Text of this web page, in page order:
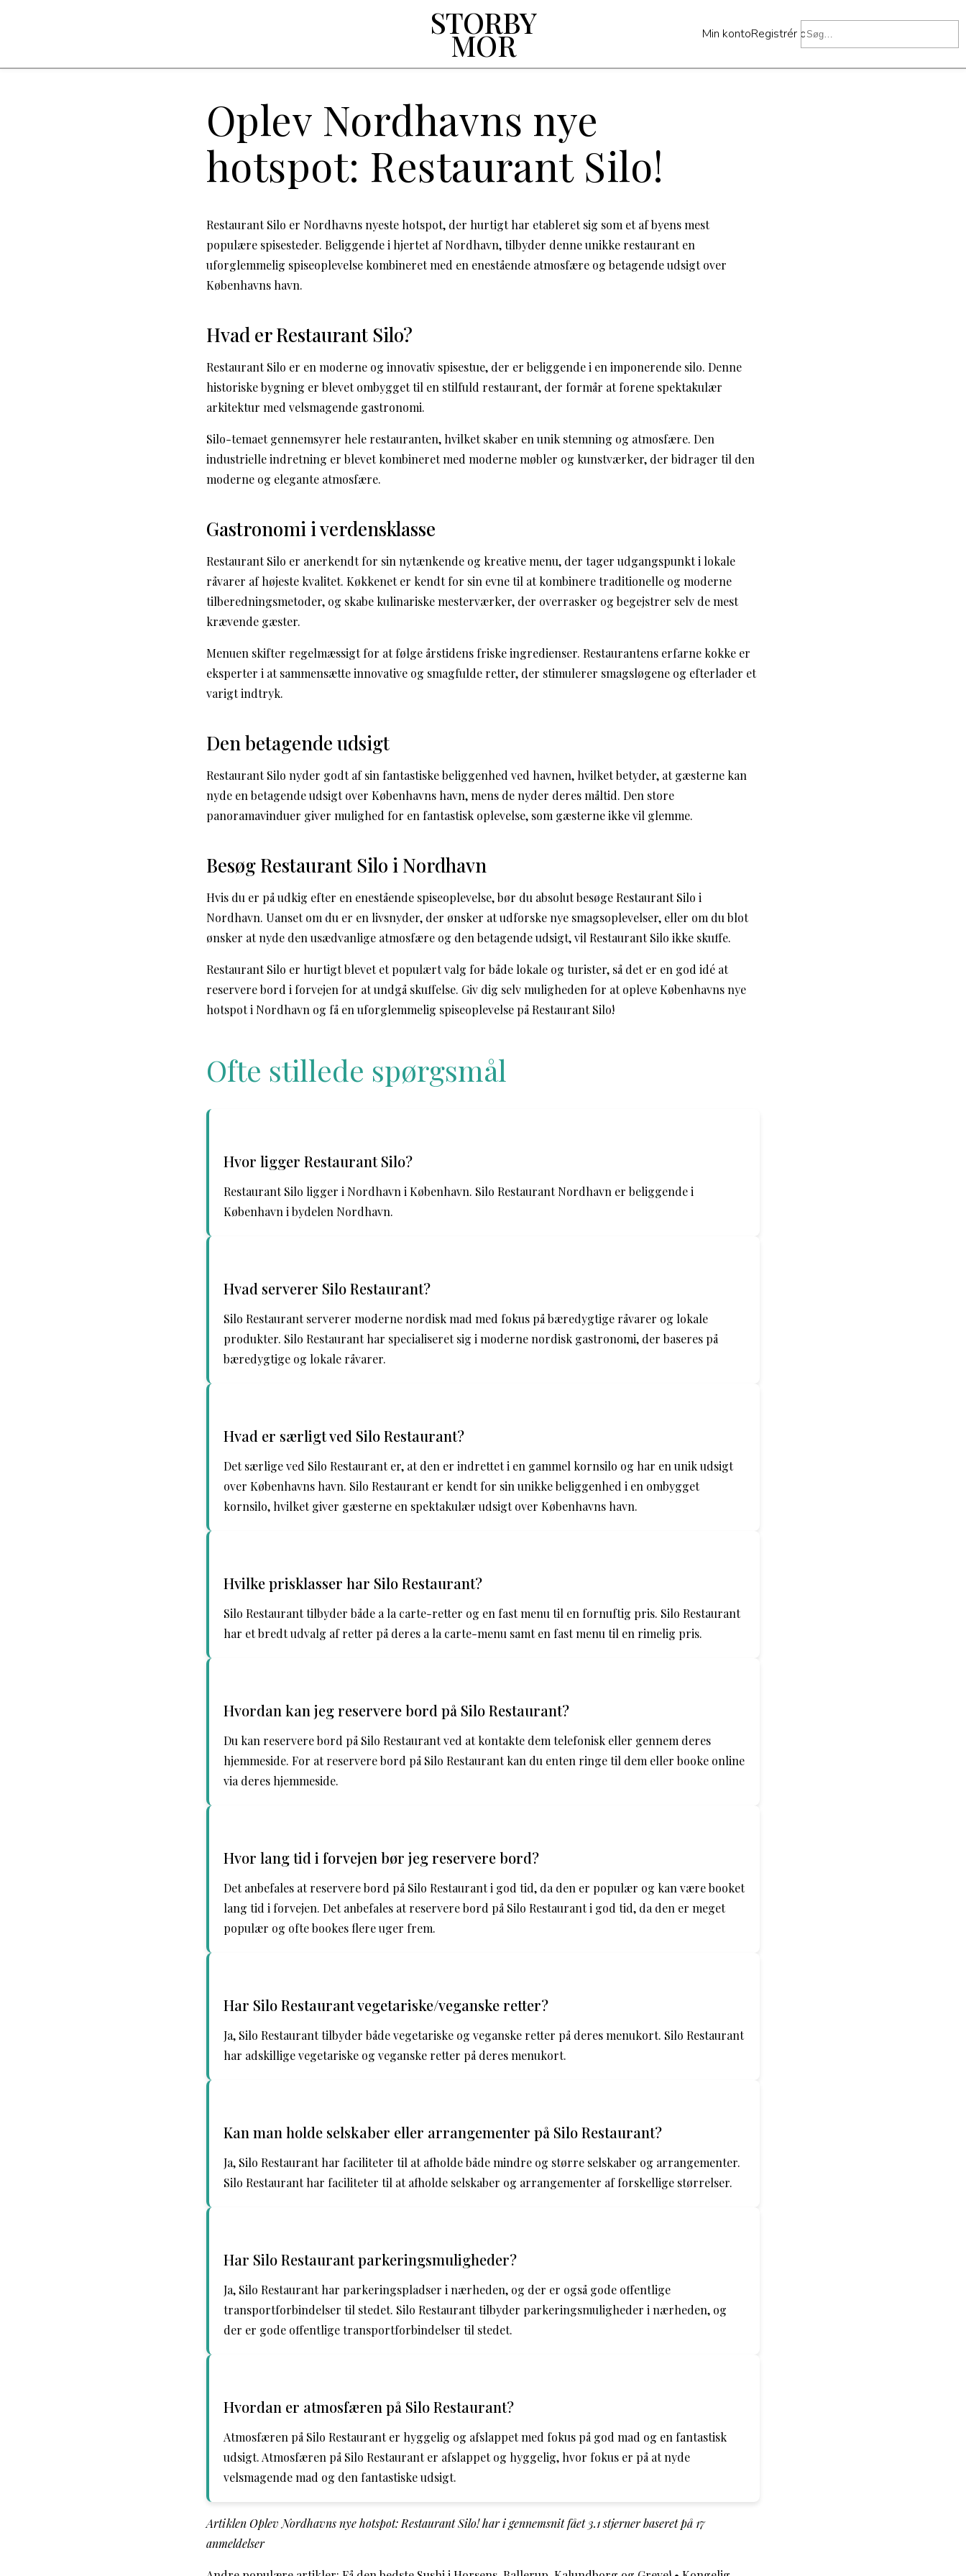
STORBY
MOR Min kontoRegistrér dig
Oplev Nordhavns nye
hotspot: Restaurant Silo!
Restaurant Silo er Nordhavns nyeste hotspot, der hurtigt har etableret sig som et af byens mest
populære spisesteder. Beliggende i hjertet af Nordhavn, tilbyder denne unikke restaurant en
uforglemmelig spiseoplevelse kombineret med en enestående atmosfære og betagende udsigt over
Københavns havn.
Hvad er Restaurant Silo?
Restaurant Silo er en moderne og innovativ spisestue, der er beliggende i en imponerende silo. Denne
historiske bygning er blevet ombygget til en stilfuld restaurant, der formår at forene spektakulær
arkitektur med velsmagende gastronomi.
Silo-temaet gennemsyrer hele restauranten, hvilket skaber en unik stemning og atmosfære. Den
industrielle indretning er blevet kombineret med moderne møbler og kunstværker, der bidrager til den
moderne og elegante atmosfære.
Gastronomi i verdensklasse
Restaurant Silo er anerkendt for sin nytænkende og kreative menu, der tager udgangspunkt i lokale
råvarer af højeste kvalitet. Køkkenet er kendt for sin evne til at kombinere traditionelle og moderne
tilberedningsmetoder, og skabe kulinariske mesterværker, der overrasker og begejstrer selv de mest
krævende gæster.
Menuen skifter regelmæssigt for at følge årstidens friske ingredienser. Restaurantens erfarne kokke er
eksperter i at sammensætte innovative og smagfulde retter, der stimulerer smagsløgene og efterlader et
varigt indtryk.
Den betagende udsigt
Restaurant Silo nyder godt af sin fantastiske beliggenhed ved havnen, hvilket betyder, at gæsterne kan
nyde en betagende udsigt over Københavns havn, mens de nyder deres måltid. Den store
panoramavinduer giver mulighed for en fantastisk oplevelse, som gæsterne ikke vil glemme.
Besøg Restaurant Silo i Nordhavn
Hvis du er på udkig efter en enestående spiseoplevelse, bør du absolut besøge Restaurant Silo i
Nordhavn. Uanset om du er en livsnyder, der ønsker at udforske nye smagsoplevelser, eller om du blot
ønsker at nyde den usædvanlige atmosfære og den betagende udsigt, vil Restaurant Silo ikke skuffe.
Restaurant Silo er hurtigt blevet et populært valg for både lokale og turister, så det er en god idé at
reservere bord i forvejen for at undgå skuffelse. Giv dig selv muligheden for at opleve Københavns nye
hotspot i Nordhavn og få en uforglemmelig spiseoplevelse på Restaurant Silo!
Ofte stillede spørgsmål
Hvor ligger Restaurant Silo?
Restaurant Silo ligger i Nordhavn i København. Silo Restaurant Nordhavn er beliggende i
København i bydelen Nordhavn.
Hvad serverer Silo Restaurant?
Silo Restaurant serverer moderne nordisk mad med fokus på bæredygtige råvarer og lokale
produkter. Silo Restaurant har specialiseret sig i moderne nordisk gastronomi, der baseres på
bæredygtige og lokale råvarer.
Hvad er særligt ved Silo Restaurant?
Det særlige ved Silo Restaurant er, at den er indrettet i en gammel kornsilo og har en unik udsigt
over Københavns havn. Silo Restaurant er kendt for sin unikke beliggenhed i en ombygget
kornsilo, hvilket giver gæsterne en spektakulær udsigt over Københavns havn.
Hvilke prisklasser har Silo Restaurant?
Silo Restaurant tilbyder både a la carte-retter og en fast menu til en fornuftig pris. Silo Restaurant
har et bredt udvalg af retter på deres a la carte-menu samt en fast menu til en rimelig pris.
Hvordan kan jeg reservere bord på Silo Restaurant?
Du kan reservere bord på Silo Restaurant ved at kontakte dem telefonisk eller gennem deres
hjemmeside. For at reservere bord på Silo Restaurant kan du enten ringe til dem eller booke online
via deres hjemmeside.
Hvor lang tid i forvejen bør jeg reservere bord?
Det anbefales at reservere bord på Silo Restaurant i god tid, da den er populær og kan være booket
lang tid i forvejen. Det anbefales at reservere bord på Silo Restaurant i god tid, da den er meget
populær og ofte bookes flere uger frem.
Har Silo Restaurant vegetariske/veganske retter?
Ja, Silo Restaurant tilbyder både vegetariske og veganske retter på deres menukort. Silo Restaurant
har adskillige vegetariske og veganske retter på deres menukort.
Kan man holde selskaber eller arrangementer på Silo Restaurant?
Ja, Silo Restaurant har faciliteter til at afholde både mindre og større selskaber og arrangementer.
Silo Restaurant har faciliteter til at afholde selskaber og arrangementer af forskellige størrelser.
Har Silo Restaurant parkeringsmuligheder?
Ja, Silo Restaurant har parkeringspladser i nærheden, og der er også gode offentlige
transportforbindelser til stedet. Silo Restaurant tilbyder parkeringsmuligheder i nærheden, og
der er gode offentlige transportforbindelser til stedet.
Hvordan er atmosfæren på Silo Restaurant?
Atmosfæren på Silo Restaurant er hyggelig og afslappet med fokus på god mad og en fantastisk
udsigt. Atmosfæren på Silo Restaurant er afslappet og hyggelig, hvor fokus er på at nyde
velsmagende mad og den fantastiske udsigt.
Artiklen Oplev Nordhavns nye hotspot: Restaurant Silo! har i gennemsnit fået3.1stjerner baseret på 17
anmeldelser